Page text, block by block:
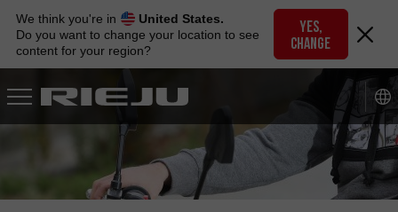
navigation
content
We think you're in
United States.
Do you want to change your location to see
content for your region?
YES,
CHANGE